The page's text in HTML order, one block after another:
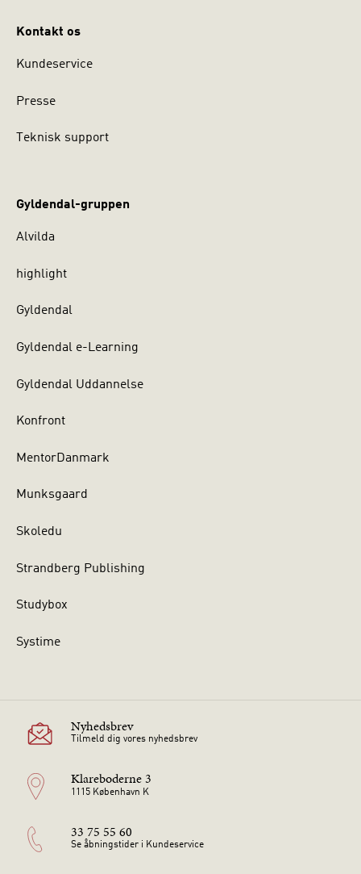
Kontakt os
Kundeservice
Presse
Teknisk support
Gyldendal-gruppen
Alvilda
highlight
Gyldendal
Gyldendal e-Learning
Gyldendal Uddannelse
Konfront
MentorDanmark
Munksgaard
Skoledu
Strandberg Publishing
Studybox
Systime
Nyhedsbrev
Tilmeld dig vores nyhedsbrev
Klareboderne 3
1115 København K
33 75 55 60
Se åbningstider i Kundeservice